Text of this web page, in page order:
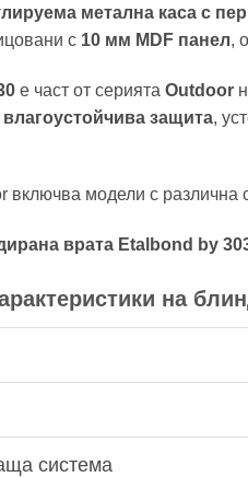
метална каса с
с 10 мм MDF панел,
е част от серията Outdoor
влагоустойчива защита,
включва модели с различна
врата Etalbond by
на
система